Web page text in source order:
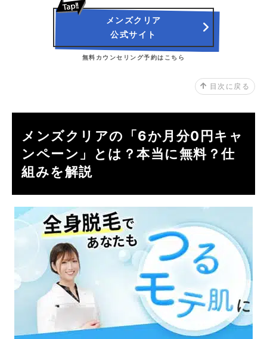
メンズクリア
公式サイト
無料カウンセリング予約はこちら
目次に戻る
メンズクリアの「6か月分0円キャ
ンペーン」とは？本当に無料？仕
組みを解説